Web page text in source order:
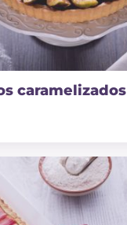
caramelizados